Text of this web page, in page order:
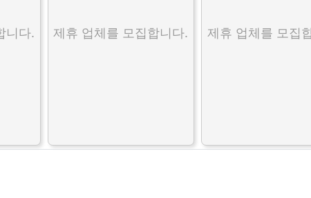
니다. 제휴 업체를 모집합니다. 제휴 업체를 모집